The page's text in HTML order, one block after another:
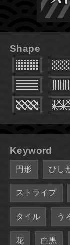
Shape
Keyword
円形 ひし
ストライプ
タイル う
花 白黒